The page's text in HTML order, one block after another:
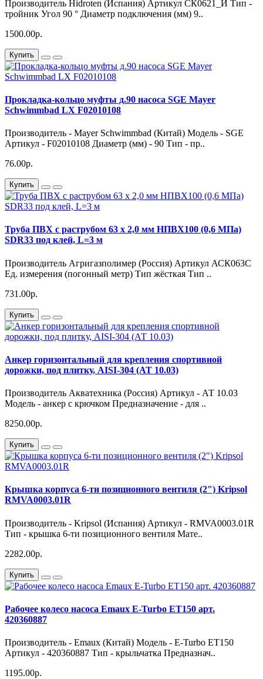
Производитель Hidroten (Испания) Артикул СК0621_И Тип -
тройник Угол 90 ° Диаметр подключения (мм) 9..
1500.00р.
Купить
Прокладка-кольцо муфты д.90 насоса SGE Mayer
Schwimmbad LX F02010108
Производитель - Mayer Schwimmbad (Китай) Модель - SGE
Артикул - F02010108 Диаметр (мм) - 90 Тип - пр..
76.00р.
Купить
Труба ПВХ с раструбом 63 х 2,0 мм НПВХ100 (0,6 МПа)
SDR33 под клей, L=3 м
Производитель Агригазполимер (Россия) Артикул АСК063С
Ед. измерения (погонный метр) Тип жёсткая Тип ..
731.00р.
Купить
Анкер горизонтальный для крепления спортивной
дорожки, под плитку, AISI-304 (АТ 10.03)
Производитель Акватехника (Россия) Артикул - АТ 10.03
Модель - анкер с крючком Предназначение - для ..
8250.00р.
Купить
Крышка корпуса 6-ти позиционного вентиля (2") Kripsol
RMVA0003.01R
Производитель - Kripsol (Испания) Артикул - RMVA0003.01R
Тип - крышка 6-ти позиционного вентиля Мате..
2282.00р.
Купить
Рабочее колесо насоса Emaux E-Turbo ET150 арт.
420360887
Производитель - Emaux (Китай) Модель - E-Turbo ET150
Артикул - 420360887 Тип - крыльчатка Предназнач..
1195.00р.